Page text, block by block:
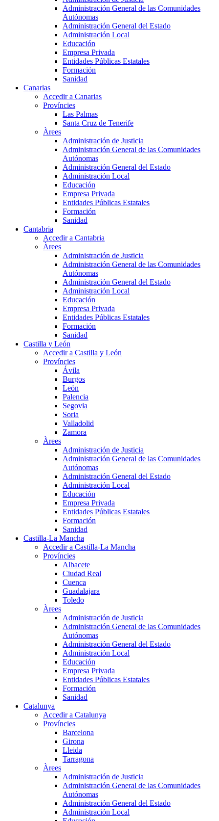
Administración General de las Comunidades
Autónomas
Administración General del Estado
Administración Local
Educación
Empresa Privada
Entidades Públicas Estatales
Formación
Sanidad
Canarias
Accedir a Canarias
Províncies
Las Palmas
Santa Cruz de Tenerife
Àrees
Administración de Justicia
Administración General de las Comunidades
Autónomas
Administración General del Estado
Administración Local
Educación
Empresa Privada
Entidades Públicas Estatales
Formación
Sanidad
Cantabria
Accedir a Cantabria
Àrees
Administración de Justicia
Administración General de las Comunidades
Autónomas
Administración General del Estado
Administración Local
Educación
Empresa Privada
Entidades Públicas Estatales
Formación
Sanidad
Castilla y León
Accedir a Castilla y León
Províncies
Ávila
Burgos
León
Palencia
Segovia
Soria
Valladolid
Zamora
Àrees
Administración de Justicia
Administración General de las Comunidades
Autónomas
Administración General del Estado
Administración Local
Educación
Empresa Privada
Entidades Públicas Estatales
Formación
Sanidad
Castilla-La Mancha
Accedir a Castilla-La Mancha
Províncies
Albacete
Ciudad Real
Cuenca
Guadalajara
Toledo
Àrees
Administración de Justicia
Administración General de las Comunidades
Autónomas
Administración General del Estado
Administración Local
Educación
Empresa Privada
Entidades Públicas Estatales
Formación
Sanidad
Catalunya
Accedir a Catalunya
Províncies
Barcelona
Girona
Lleida
Tarragona
Àrees
Administración de Justicia
Administración General de las Comunidades
Autónomas
Administración General del Estado
Administración Local